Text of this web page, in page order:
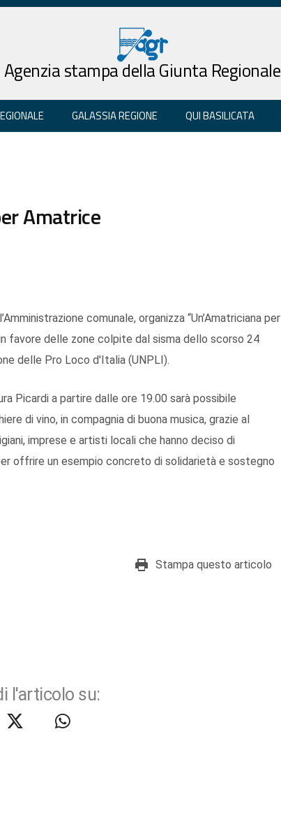
Agenzia stampa della Giunta Regionale
GALASSIA REGIONE QUI BASILICATA
Amatrice
comunale, organizza “Un’Amatriciana per
favore delle zone colpite dal sisma dello scorso 24
delle Pro Loco d'Italia (UNPLI).
Picardi a partire dalle ore 19.00 sarà possibile
di vino, in compagnia di buona musica, grazie al
imprese e artisti locali che hanno deciso di
offrire un esempio concreto di solidarietà e sostegno
Stampa questo articolo
l'articolo su: